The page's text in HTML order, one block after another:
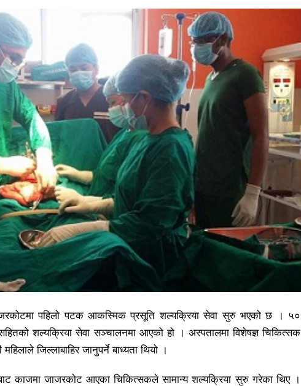
पहिलो पटक आकस्मिक प्रसूति शल्यक्रिया सेवा सुरु भएको छ । ५०
शल्यक्रिया सेवा सञ्चालनमा आएको हो । अस्पतालमा विशेषज्ञ चिकित्सक
जिल्लाबाहिर जानुपर्ने बाध्यता थियो ।
काजमा जाजरकोट आएका चिकित्सकले सामान्य शल्यक्रिया सुरु गरेका थिए ।